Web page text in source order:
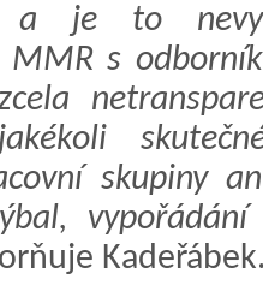
a je to
MMR s
skupiny